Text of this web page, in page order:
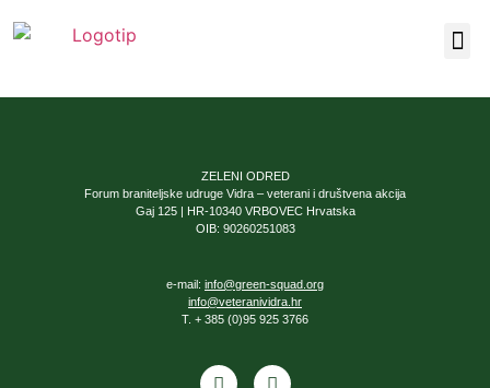
ZELENI ODRED
Forum braniteljske udruge Vidra – veterani i društvena akcija
Gaj 125 | HR-10340 VRBOVEC Hrvatska
OIB: 90260251083
e-mail: info@green-squad.org
info@veteranividra.hr
T. + 385 (0)95 925 3766